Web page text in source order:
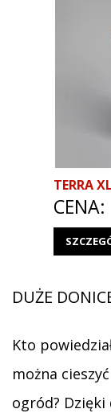
TERRA
CENA:
DUŻE
Kto
można
ogród? Dzięki